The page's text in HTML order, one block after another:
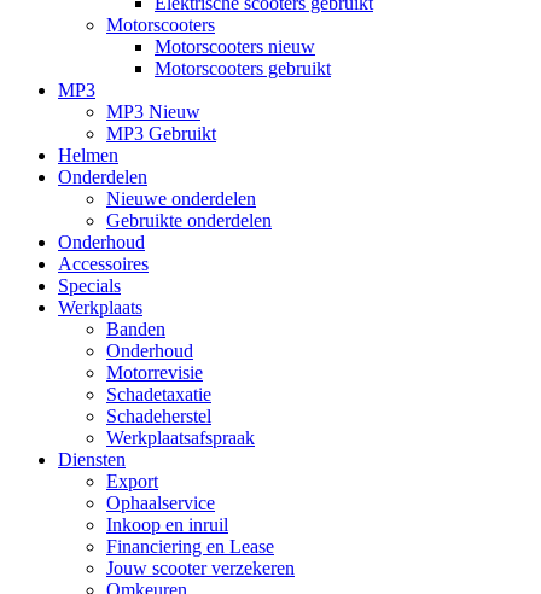
Motorscooters
Motorscooters nieuw
Motorscooters gebruikt
MP3
MP3 Nieuw
MP3 Gebruikt
Helmen
Onderdelen
Nieuwe onderdelen
Gebruikte onderdelen
Onderhoud
Accessoires
Specials
Werkplaats
Banden
Onderhoud
Motorrevisie
Schadetaxatie
Schadeherstel
Werkplaatsafspraak
Diensten
Export
Ophaalservice
Inkoop en inruil
Financiering en Lease
Jouw scooter verzekeren
Omkeuren